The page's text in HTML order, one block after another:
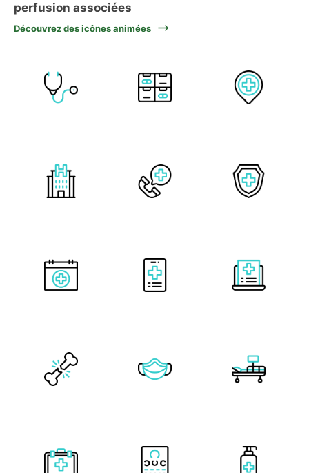
perfusion associées
Découvrez des icônes animées